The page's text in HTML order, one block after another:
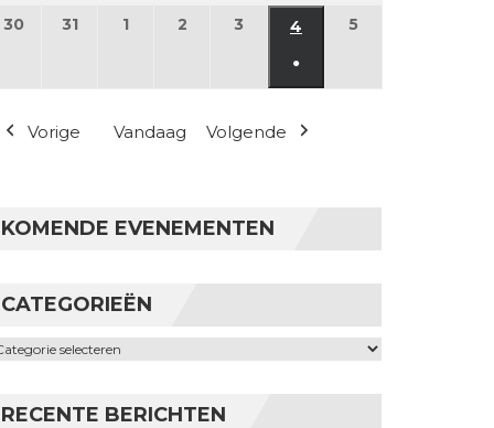
30 30 maart 2026
3131 maart 2026
1 1 april 2026
2 2 april 2026
3 3 april 2026
4 4 april 2026
●
5
Vorige Vandaag Volgende
KOMENDE EVENEMENTEN
CATEGORIEËN
RECENTE BERICHTEN